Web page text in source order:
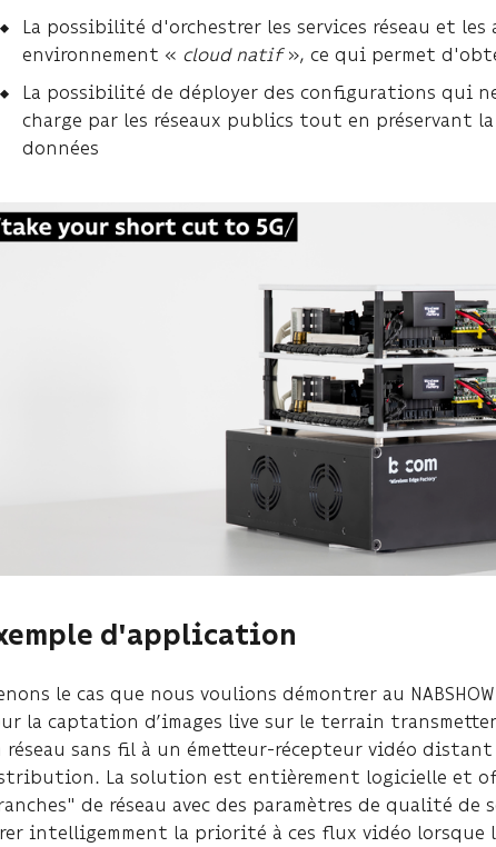
La possibilité d'orchestrer les services réseau et les
environnement « cloud natif», ce qui permet
La possibilité de déployer des configurations qui
charge par les réseaux publics tout en préservant
données
d'application
le cas que nous voulions démontrer au
la captation d’images live sur le terrain
réseau sans fil à un émetteur-récepteur vidéo
La solution est entièrement logicielle et
de réseau avec des paramètres de qualité de
intelligemment la priorité à ces flux vidéo lorsque